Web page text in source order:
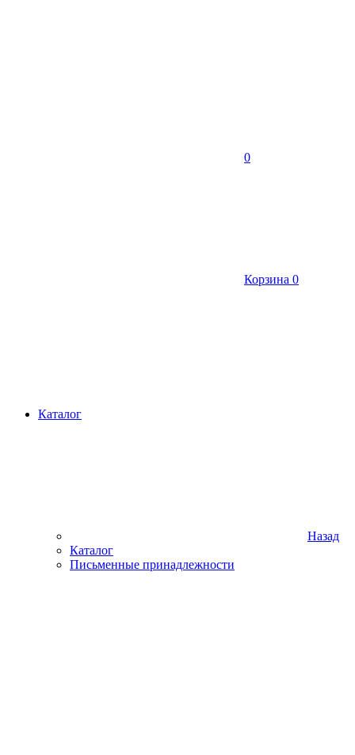
0
Корзина 0
Каталог
Назад
Каталог
Письменные принадлежности